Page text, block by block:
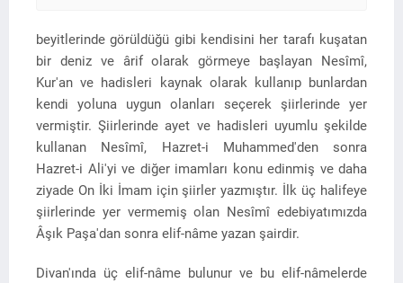
beyitlerinde görüldüğü gibi kendisini her tarafı kuşatan
bir deniz ve ârif olarak görmeye başlayan Nesîmî,
Kur'an ve hadisleri kaynak olarak kullanıp bunlardan
kendi yoluna uygun olanları seçerek şiirlerinde yer
vermiştir. Şiirlerinde ayet ve hadisleri uyumlu şekilde
kullanan Nesîmî, Hazret-i Muhammed'den sonra
Hazret-i Ali'yi ve diğer imamları konu edinmiş ve daha
ziyade On İki İmam için şiirler yazmıştır. İlk üç halifeye
şiirlerinde yer vermemiş olan Nesîmî edebiyatımızda
Âşık Paşa'dan sonra elif-nâme yazan şairdir.
Divan'ında üç elif-nâme bulunur ve bu elif-nâmelerde